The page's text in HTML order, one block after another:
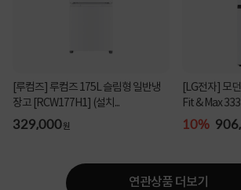
[루컴즈] 루컴즈 175L 슬림형 일반냉
장고 [RCW177H1] (설치...
329,000원
[LG전자] 모
Fit & Max
10%
연관상품 더보기